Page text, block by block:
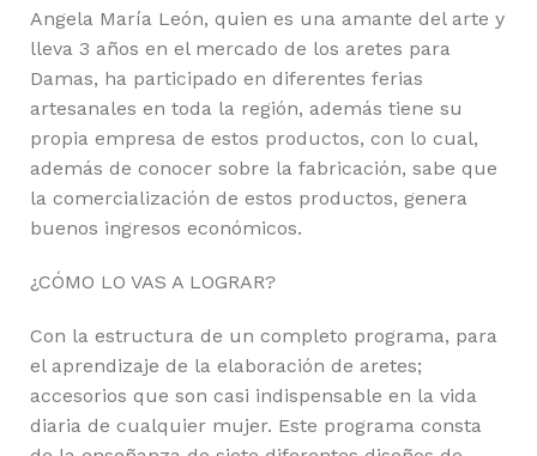
Angela María León, quien es una amante del arte y
lleva 3 años en el mercado de los aretes para
Damas, ha participado en diferentes ferias
artesanales en toda la región, además tiene su
propia empresa de estos productos, con lo cual,
además de conocer sobre la fabricación, sabe que
la comercialización de estos productos, genera
buenos ingresos económicos.
¿CÓMO LO VAS A LOGRAR?
Con la estructura de un completo programa, para
el aprendizaje de la elaboración de aretes;
accesorios que son casi indispensable en la vida
diaria de cualquier mujer. Este programa consta